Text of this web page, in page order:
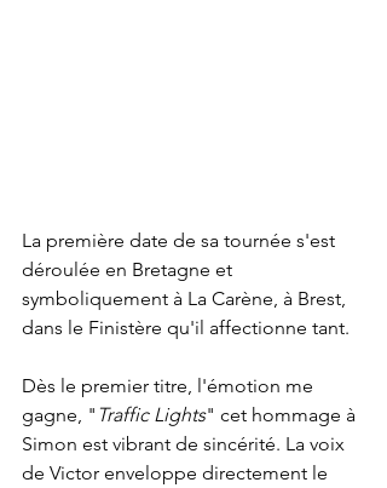
La première date de sa tournée s'est
déroulée en Bretagne et
symboliquement à La Carène, à Brest,
dans le Finistère qu'il affectionne tant.
Dès le premier titre, l'émotion me
gagne, " Traffic Lights" cet hommage à
Simon est vibrant de sincérité. La voix
de Victor enveloppe directement le